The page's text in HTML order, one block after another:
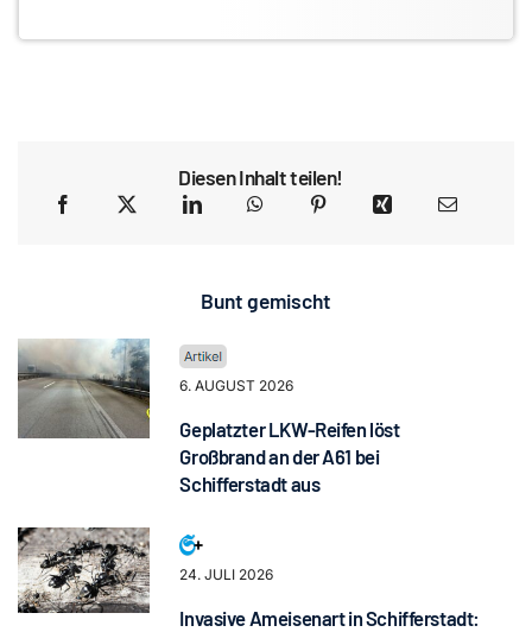
Diesen Inhalt teilen!
Bunt gemischt
6. AUGUST 2026
Geplatzter LKW-Reifen löst
Großbrand an der A61 bei
Schifferstadt aus
24. JULI 2026
Invasive Ameisenart in Schifferstadt: